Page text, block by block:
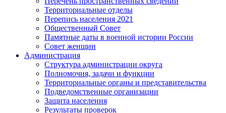
Территориальные отделы
Перепись населения 2021
Общественный Совет
Памятные даты в военной истории России
Совет женщин
Администрация
Структура администрации округа
Полномочия, задачи и функции
Территориальные органы и представительства
Подведомственные организации
Защита населения
Результаты проверок